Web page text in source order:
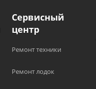
Сервисный
центр
Ремонт техники
Ремонт лодок